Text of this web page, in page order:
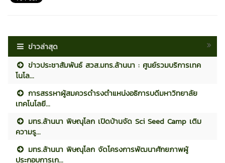
ข่าวล่าสุด
ข่าวประชาสัมพันธ์ สวส.มทร.ล้านนา : ศูนย์รวมบริการเทค
โนโล...
การสรรหาผู้สมควรดำรงตำแหน่งอธิการบดีมหาวิทยาลัย
เทคโนโลยี...
มทร.ล้านนา พิษณุโลก เปิดบ้านจัด Sci Seed Camp เติม
ความรู...
มทร.ล้านนา พิษณุโลก จัดโครงการพัฒนาศักยภาพผู้
ประกอบการเก...